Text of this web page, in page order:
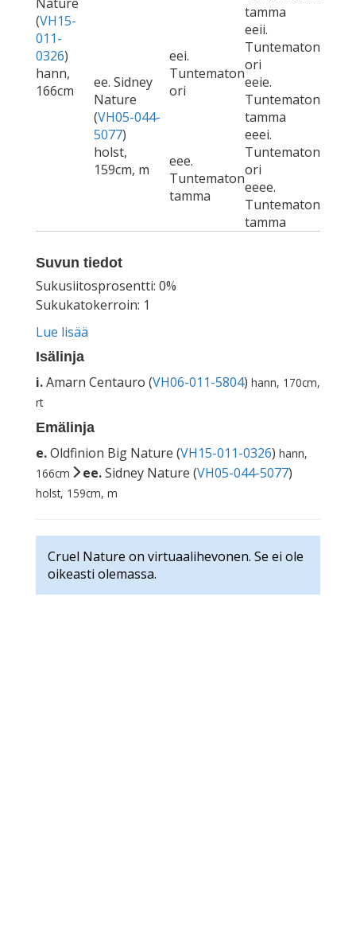
(VH15-
011-
0326)
hann,
166cm
tamma
ee. Sidney
Nature
(VH05-044-
5077)
holst,
159cm, m
eei.
Tuntematon
ori
eeii.
Tuntematon
ori
eeie.
Tuntematon
tamma
eee.
Tuntematon
tamma
eeei.
Tuntematon
ori
eeee.
Tuntematon
tamma
Suvun tiedot
Sukusiitosprosentti: 0%
Sukukatokerroin: 1
Lue lisää
Isälinja
i.Amarn Centauro (VH06-011-5804) hann, 170cm,
rt
Emälinja
e.Oldfinion Big Nature (VH15-011-0326) hann,
166cm
ee.Sidney Nature (VH05-044-5077)
holst, 159cm, m
Cruel Nature on virtuaalihevonen. Se ei ole
oikeasti olemassa.